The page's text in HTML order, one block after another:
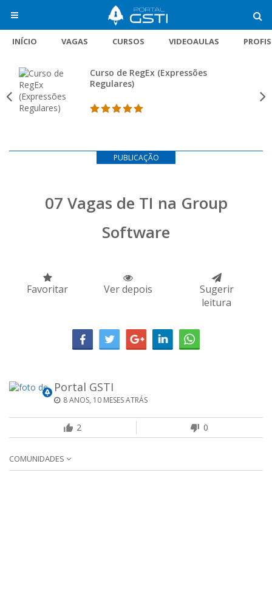
INÍCIO VAGAS CURSOS VIDEOAULAS
Curso de RegEx (Expressões
Regulares)
PUBLICAÇÃO
07 Vagas de TI na Group
Software
Favoritar Ver depois
Sugerir
leitura
Portal GSTI
8 ANOS, 10 MESES ATRÁS
2 0
COMUNIDADES